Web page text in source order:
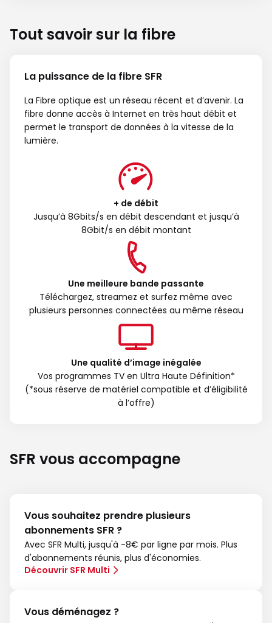
Tout savoir sur la fibre
La puissance de la fibre SFR
La Fibre optique est un réseau récent et d’avenir. La
fibre donne accès à Internet en très haut débit et
permet le transport de données à la vitesse de la
lumière.
+ de débit
Jusqu’à 8Gbits/s en débit descendant et jusqu’à
8Gbit/s en débit montant
Une meilleure bande passante
Téléchargez, streamez et surfez même avec
plusieurs personnes connectées au même réseau
Une qualité d’image inégalée
Vos programmes TV en Ultra Haute Définition*
(*sous réserve de matériel compatible et d’éligibilité
à l’offre)
SFR vous accompagne
Vous souhaitez prendre plusieurs
abonnements SFR ?
Avec SFR Multi, jusqu'à -8€ par ligne par mois. Plus
d'abonnements réunis, plus d'économies.
Découvrir SFR Multi
Vous déménagez ?